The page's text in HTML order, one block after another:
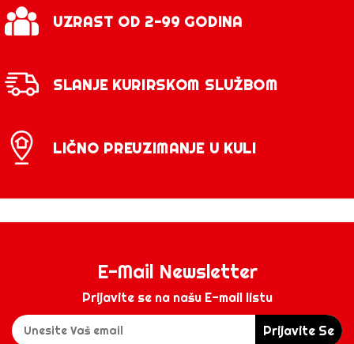
UZRAST OD 2-99 GODINA
SLANJE KURIRSKOM SLUŽBOM
LIČNO PREUZIMANJE U KULI
E-Mail Newsletter
Prijavite se na našu E-mail listu
Prijavite Se